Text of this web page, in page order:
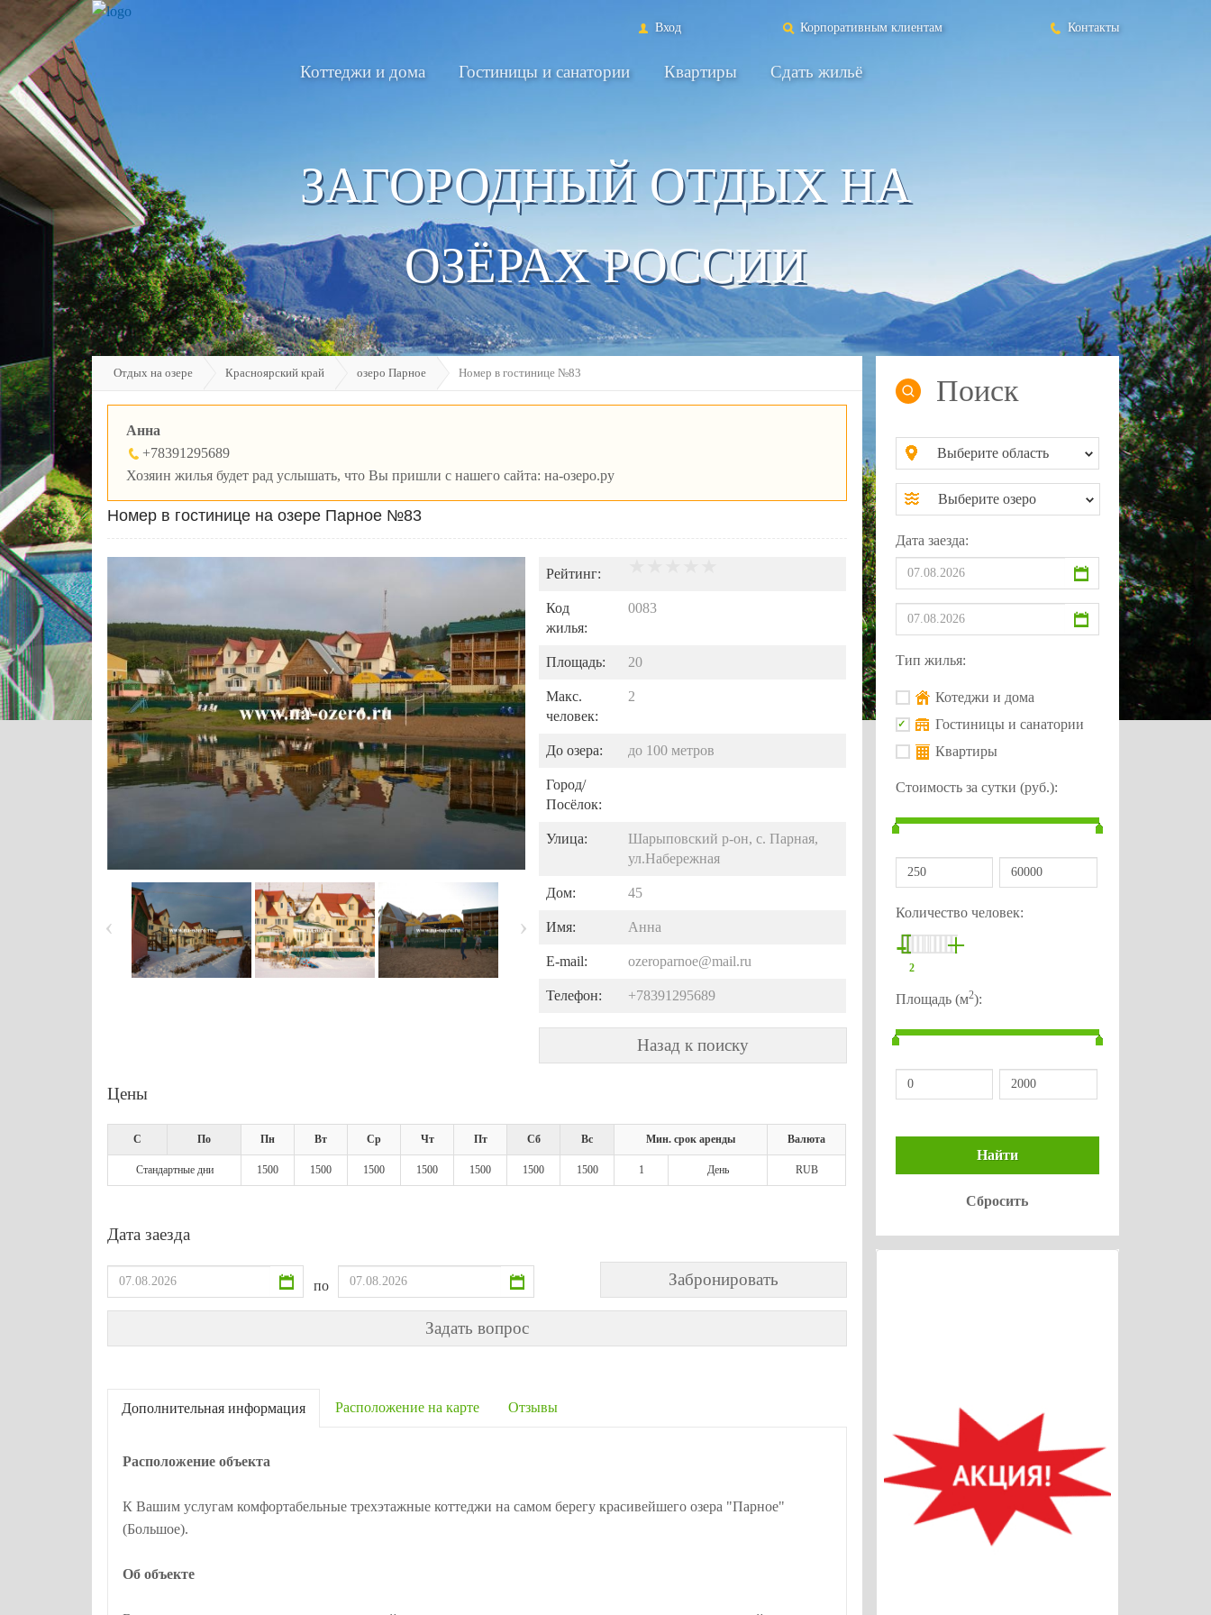
Контакты
Корпоративным клиентам
Вход
Коттеджи и дома Гостиницы и санатории Квартиры Сдать жильё
ЗАГОРОДНЫЙ ОТДЫХ НА
ОЗЁРАХ РОССИИ
Отдых на озере Красноярский край озеро Парное Номер в гостинице №83
Анна
+78391295689
Хозяин жилья будет рад услышать, что Вы пришли с нашего сайта: на-озеро.ру
Номер в гостинице на озере Парное №83
Рейтинг:
Код
жилья:
0083
Площадь: 20
Макс.
человек:
2
До озера: до 100метров
Город/
Посёлок:
Улица:
Шарыповский р-он, с. Парная,
ул.Набережная
Дом: 45
Имя: Анна
E-mail: ozeroparnoe@mail.ru
Телефон: +78391295689
Назад к поиску
Цены
С По Пн Вт Ср Чт Пт Сб Вс Мин. срок аренды Валюта
Стандартные дни 1500 1500 1500 1500 1500 1500 1500 1 День RUB
Дата заезда
по
Задать вопрос
Дополнительная информация Расположение на карте Отзывы
Расположение объекта
К Вашим услугам комфортабельные трехэтажные коттеджи на самом берегу красивейшего озера "Парное"
(Большое).
Об объекте
Поиск
Выберите область
Выберите озеро
Дата заезда:
Тип жилья:
Котеджи и дома
Гостиницы и санатории
Квартиры
Стоимость за сутки (руб.):
Количество человек:
-
2
+
Площадь (м2):